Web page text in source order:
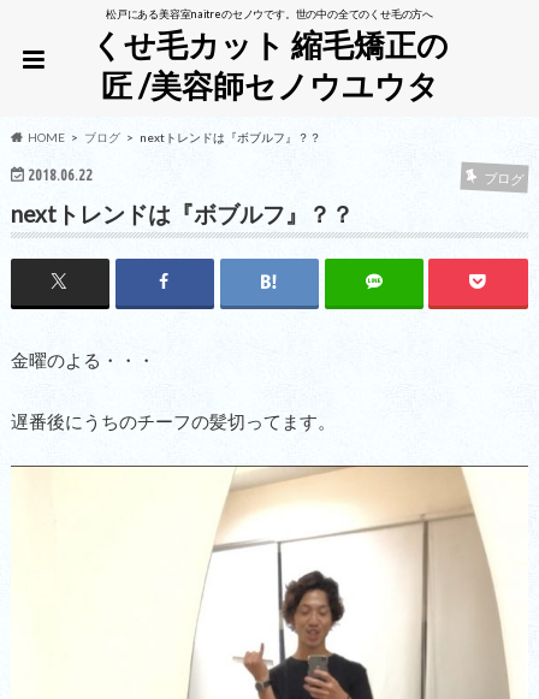
松戸にある美容室naitreのセノウです。世の中の全てのくせ毛の方へ
くせ毛カット 縮毛矯正の
匠 /美容師セノウユウタ
HOME ブログ nextトレンドは『ボブルフ』？？
2018.06.22 ブログ
nextトレンドは『ボブルフ』？？
金曜のよる・・・
遅番後にうちのチーフの髪切ってます。